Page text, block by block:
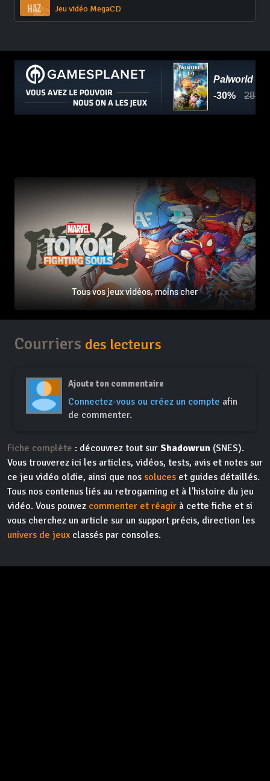
Jeu vidéo MegaCD
Tous vos jeux vidéos, moins cher
Courriers des lecteurs
Ajoute ton commentaire
Connectez-vous ou créez un compte afin
de commenter.
Fiche complète : découvrez tout sur Shadowrun (SNES).
Vous trouverez ici les articles, vidéos, tests, avis et notes sur
ce jeu vidéo oldie, ainsi que nos soluces et guides détaillés.
Tous nos contenus liés au retrogaming et à l'histoire du jeu
vidéo. Vous pouvez commenter et réagir à cette fiche et si
vous cherchez un article sur un support précis, direction les
univers de jeux classés par consoles.